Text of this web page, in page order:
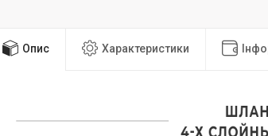
Опис Характеристики